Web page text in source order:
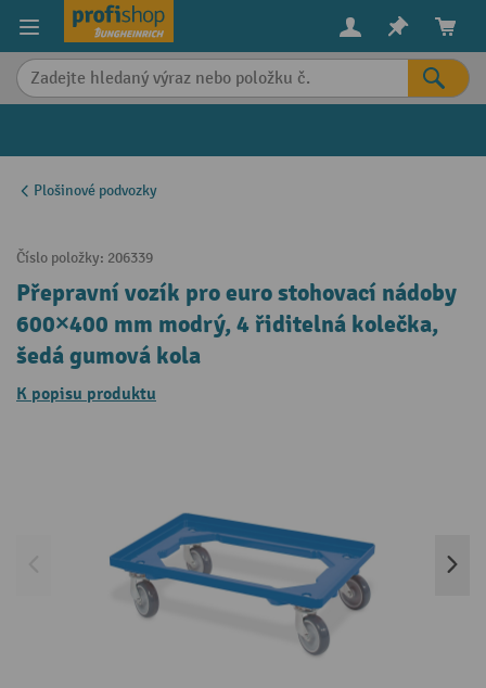
content
Plošinové podvozky
Číslo položky: 206339
Přepravní vozík pro euro stohovací nádoby
600×400 mm modrý, 4 řiditelná kolečka,
šedá gumová kola
K popisu produktu